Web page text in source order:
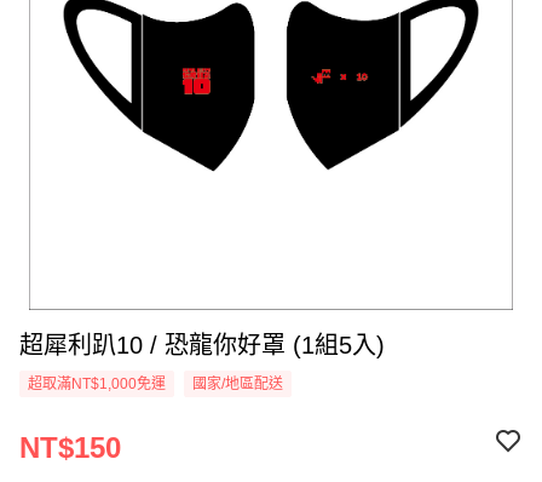
超犀利趴10 / 恐龍你好罩 (1組5入)
超取滿NT$1,000免運 國家/地區配送
NT$150